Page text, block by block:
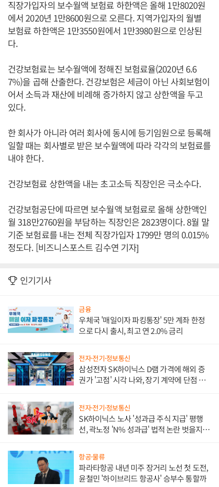
직장가입자의 보수월액 보험료 하한액은 올해 1만8020원
에서 2020년 1만8600원으로 오른다. 지역가입자의 월별
보험료 하한액은 1만3550원에서 1만3980원으로 인상된
다.
건강보험료는 보수월액에 정해진 보험료율(2020년 6.6
7%)을 곱해 산출한다. 건강보험은 세금이 아닌 사회보험이
어서 소득과 재산에 비례해 증가하지 않고 상한액을 두고
있다.
한 회사가 아니라 여러 회사에 동시에 등기임원으로 등록해
일할 때는 회사별로 받은 보수월액에 따라 각각의 보험료를
내야 한다.
건강보험료 상한액을 내는 초고소득 직장인은 극소수다.
건강보험공단에 따르면 보수월액 보험료로 올해 상한액인
월 318만2760원을 부담하는 직장인은 2823명이다. 8월 말
기준 보험료를 내는 전체 직장가입자 1799만 명의 0.015%
정도다. [비즈니스포스트 김수연 기자]
인기기사
금융
우체국 '매일이자 파킹통장' 5만 계좌 한정
으로 다시 출시, 최고 연 2.0% 금리
전자·전기·정보통신
삼성전자 SK하이닉스 D램 가격에 해외 증
권가 '고점' 시각 나와, 장기 계약에 단점 부
전자·전기·정보통신
SK하이닉스 노사 '성과급 주식 지급' 평행
선, 곽노정 'N% 성과급' 법적 논란 벗을지 주
항공·물류
파라타항공 내년 미주 장거리 노선 첫 도전,
윤철민 '하이브리드 항공사' 승부수 통할까